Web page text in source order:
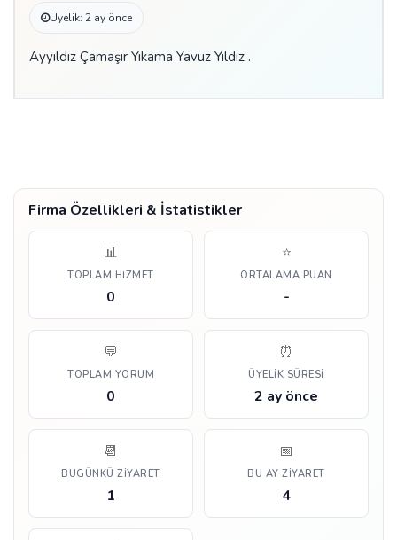
Üyelik: 2 ay önce
Ayyıldız Çamaşır Yıkama Yavuz Yıldız .
Firma Özellikleri & İstatistikler
📊
TOPLAM HIZMET
0
⭐
ORTALAMA PUAN
-
💬
TOPLAM YORUM
0
⏰
ÜYELIK SÜRESI
2 ay önce
📆
BUGÜNKÜ ZIYARET
1
📅
BU AY ZIYARET
4